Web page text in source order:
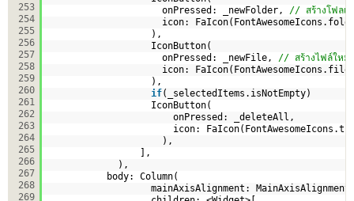
253
254
255
256
257
258
259
260
261
262
263
264
265
266
267
268
269
onPressed: _newFolder, // สร้างโฟลเด
icon:
),
IconButton(
onPressed: _newFile, // สร้างไฟล์ใหม่
icon:
),
if(_selectedItems.isNotEmpty)
IconButton(
onPressed: _deleteAll,
icon:
),
],
),
body: Column(
mainAxisAlignment: